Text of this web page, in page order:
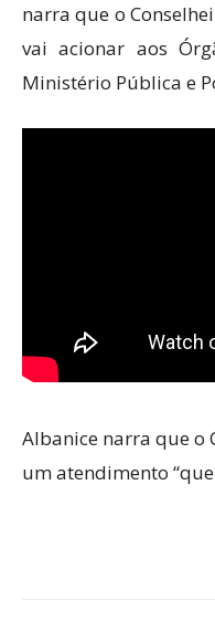
narra que o
vai acionar aos
Ministério Pública e
Albanice narra que o
um atendimento